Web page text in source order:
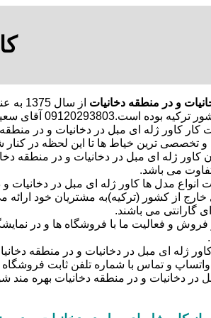
و در منطقه دخانیات
از
آقای سعید غلامی
کار کاور ژله ای مبل در دخانیات و در
و تخصصی ترین خیاط ها تا این لحظه در کنار
کاور ژله ای مبل در دخانیات و در منطقه
می باشد.
مدل ها کاور ژله ای مبل در دخانیات
خارج از کشور (ترکیه)به مشتریان خود
گارانتی می باشند.
و فعالیت ما با فروشگاه ها و در
ژله ای مبل در دخانیات و در منطقه
واتساپ و تماس با شماره تلفن ثابت
دخانیات و در منطقه دخانیات بهره مند